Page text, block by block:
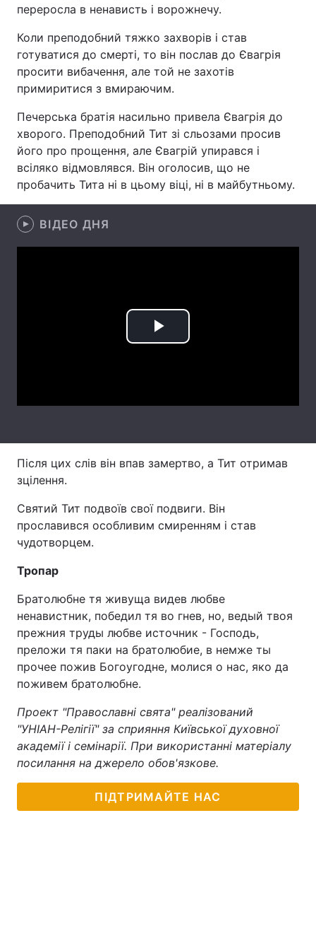
Головна Війна
Україна Політика
Спорт Наука
Техно і зв'язок Лайт
Зброя Інциденти
Здоров'я
Контакти
Тема оформлення
переросла в ненависть і ворожнечу.
Коли преподобний тяжко захворів і став
готуватися до смерті, то він послав до Євагрія
просити вибачення, але той не захотів
примиритися з вмираючим.
Печерська братія насильно привела Євагрія до
хворого. Преподобний Тит зі сльозами просив
його про прощення, але Євагрій упирався і
всіляко відмовлявся. Він оголосив, що не
пробачить Тита ні в цьому віці, ні в майбутньому.
ВІДЕО ДНЯ
Play
Після цих слів він впав замертво, а Тит отримав
зцілення.
Святий Тит подвоїв свої подвиги. Він
прославився особливим смиренням і став
чудотворцем.
Тропар
Братолюбне тя живуща видев любве
ненавистник, победил тя во гнев, но, ведый твоя
прежния труды любве источник - Господь,
преложи тя паки на братолюбие, в немже ты
прочее пожив Богоугодне, молися о нас, яко да
поживем братолюбне.
Проект "Православні свята" реалізований
"УНІАН-Релігії" за сприяння Київської духовної
академії і семінарії. При використанні матеріалу
посилання на джерело обов'язкове.
ПІДТРИМАЙТЕ НАС